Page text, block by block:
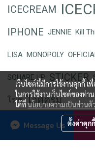
Message Us
ICECREAM
IPHONE JENNIE Kill
LISA MONOPOLY
SQUARE UP STICKER
โรเซ่ ไอศครีม
YG SELECT All
เว็บไซต์นี้มีการใช้งานคุกกี้
ในการใช้งานเว็บไซต์ของท่
ได้ที่นโยบายความเป็นส่วนตัว
ตั้งค่าคุกกี้